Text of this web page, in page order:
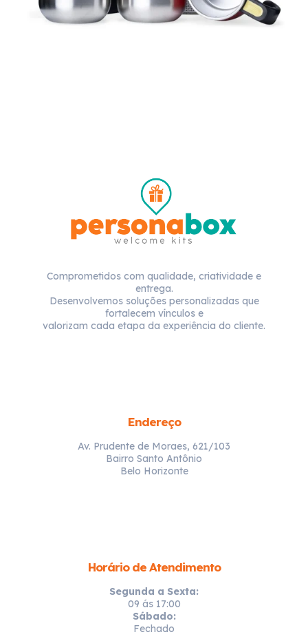
Comprometidos com qualidade, criatividade e
entrega.
Desenvolvemos soluções personalizadas que
fortalecem vínculos e
valorizam cada etapa da experiência do cliente.
Endereço
Av. Prudente de Moraes, 621/103
Bairro Santo Antônio
Belo Horizonte
Horário de Atendimento
Segunda a Sexta:
09 ás 17:00
Sábado:
Fechado